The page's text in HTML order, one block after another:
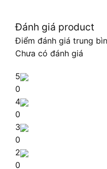
Đánh giá product
Điểm đánh giá trung
Chưa có đánh giá
5
0
4
0
3
0
2
0